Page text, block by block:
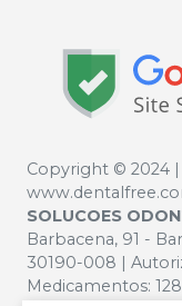
Copyright © 2024 |
SOLUCOES
Barbacena, 91 -
30190-008 |
Medicamentos: